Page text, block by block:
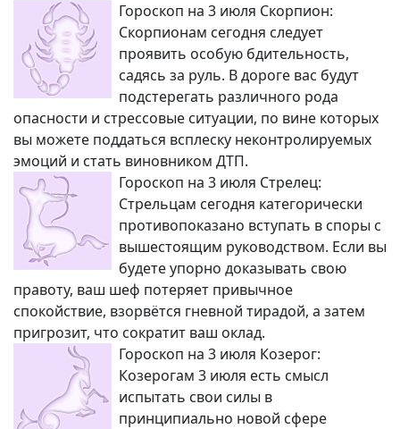
Гороскоп на 3 июля Скорпион:
Скорпионам сегодня следует
проявить особую бдительность,
садясь за руль. В дороге вас будут
подстерегать различного рода
опасности и стрессовые ситуации, по вине которых
вы можете поддаться всплеску неконтролируемых
эмоций и стать виновником ДТП.
Гороскоп на 3 июля Стрелец:
Стрельцам сегодня категорически
противопоказано вступать в споры с
вышестоящим руководством. Если вы
будете упорно доказывать свою
правоту, ваш шеф потеряет привычное
спокойствие, взорвётся гневной тирадой, а затем
пригрозит, что сократит ваш оклад.
Гороскоп на 3 июля Козерог:
Козерогам 3 июля есть смысл
испытать свои силы в
принципиально новой сфере